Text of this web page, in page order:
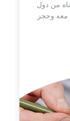
من دول
معه وحجز